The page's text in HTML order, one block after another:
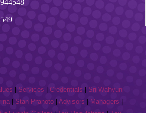
Services Credentials
Sri Wahyuni
| Stan Pranoto| Advisors Managers